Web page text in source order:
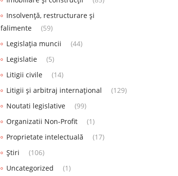
Insolvență, restructurare și
falimente
(59)
Legislația muncii
(44)
Legislatie
(5)
Litigii civile
(14)
Litigii și arbitraj internațional
(129)
Noutati legislative
(99)
Organizatii Non-Profit
(1)
Proprietate intelectuală
(17)
Știri
(106)
Uncategorized
(1)